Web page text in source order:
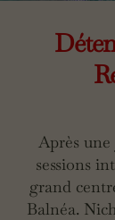
Après une
sessions
grand
Balnéa.